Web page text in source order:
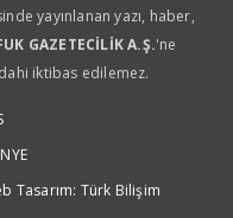
yayınlanan yazı, haber,
GAZETECİLİK A.Ş.'ne
iktibas edilemez.
Tasarım: Türk Bilişim